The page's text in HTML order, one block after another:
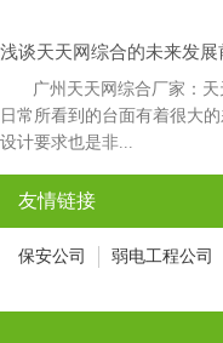
浅谈天天网综合的未来发展
广州天天网综合厂家：
日常所看到的台面有着很大的
设计要求也是非...
友情链接
保安公司 弱电工程公司